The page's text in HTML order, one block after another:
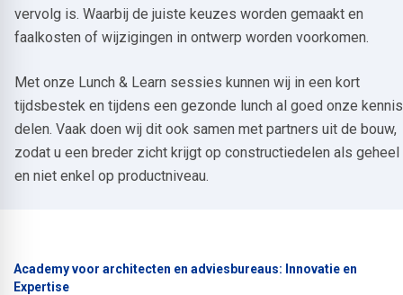
vervolg is. Waarbij de juiste keuzes worden gemaakt en
faalkosten of wijzigingen in ontwerp worden voorkomen.
Met onze Lunch & Learn sessies kunnen wij in een kort
tijdsbestek en tijdens een gezonde lunch al goed onze kennis
delen. Vaak doen wij dit ook samen met partners uit de bouw,
zodat u een breder zicht krijgt op constructiedelen als geheel
en niet enkel op productniveau.
Academy voor architecten en adviesbureaus: Innovatie en
Expertise